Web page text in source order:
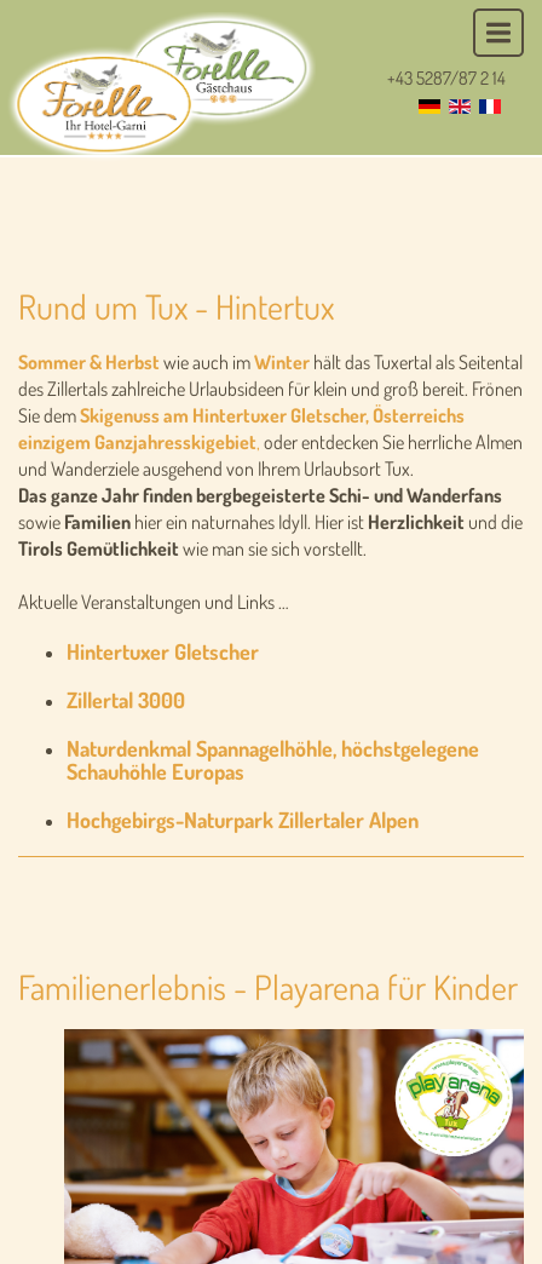
+43 5287/87 2 14
Rund um Tux - Hintertux
Sommer & Herbst wie auch imWinter hält das Tuxertal als Seitental
des Zillertals zahlreiche Urlaubsideen für klein und groß bereit. Frönen
Sie demSkigenuss am Hintertuxer Gletscher, Österreichs
einzigem Ganzjahresskigebiet, oder entdecken Sie herrliche Almen
und Wanderziele ausgehend von Ihrem Urlaubsort Tux.
Das ganze Jahr finden bergbegeisterte Schi- und Wanderfans
sowie Familien hier ein naturnahes Idyll. Hier ist Herzlichkeit und die
TirolsGemütlichkeit wie man sie sich vorstellt.
Aktuelle Veranstaltungen und Links …
Hintertuxer Gletscher
Zillertal 3000
Naturdenkmal Spannagelhöhle, höchstgelegene
Schauhöhle Europas
Hochgebirgs-Naturpark Zillertaler Alpen
Familienerlebnis - Playarena für Kinder